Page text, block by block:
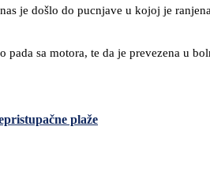
je došlo do pucnjave u kojoj je
sa motora, te da je prevezena u
plaže